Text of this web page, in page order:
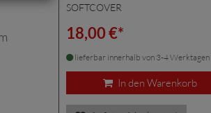
SOFTCOVER
18,00 €*
lieferbar innerhalb von 3-4 Werktagen
In den Warenkorb